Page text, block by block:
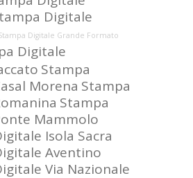
Digitale
Digitale Grande Formato
Digitale
Stampa
Morena Stampa
Stampa
Mammolo
Isola Sacra
Aventino
Via Nazionale